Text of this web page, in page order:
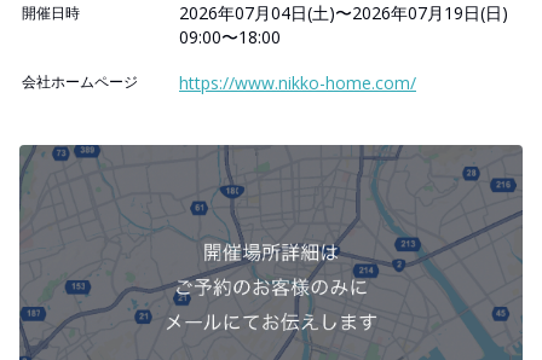
開催日時
2026年07月04日(土)〜2026年07月19日(日)
09:00〜18:00
会社ホームページ https://www.nikko-home.com/